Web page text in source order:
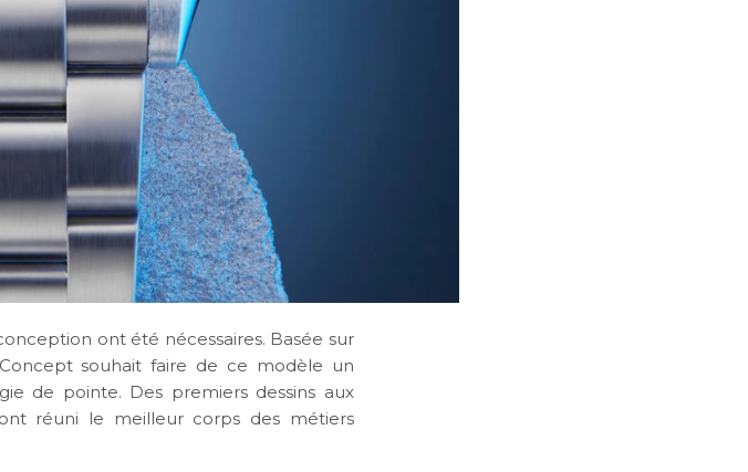
ont été nécessaires. Basée sur
souhait faire de ce modèle un
de pointe. Des premiers dessins aux
réuni le meilleur corps des métiers